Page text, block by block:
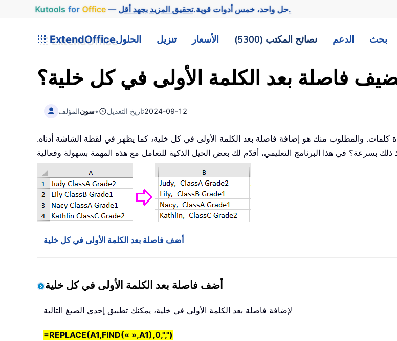
Kutools for Office — حل واحد، خمس أدوات قوية.تحقيق المزيد بجهد أقل.
ExtendOfficeالحلول تنزيل الأسعار نصائح المكتب (5300) الدعم بحث
فاصلة بعد الكلمة الأولى في كل خلية؟
المؤلفسون• تاريخ التعديل2024-09-12
كلمات. والمطلوب منك هو إضافة فاصلة بعد الكلمة الأولى في كل خلية، كما يظهر في لقطة الشاشة أدناه.
أضف فاصلة بعد الكلمة الأولى في كل خلية
أضف فاصلة بعد الكلمة الأولى في كل خلية
لإضافة فاصلة بعد الكلمة الأولى في خلية، يمكنك تطبيق إحدى الصيغ التالية
=REPLACE(A1,FIND(« »,A1),0,",")